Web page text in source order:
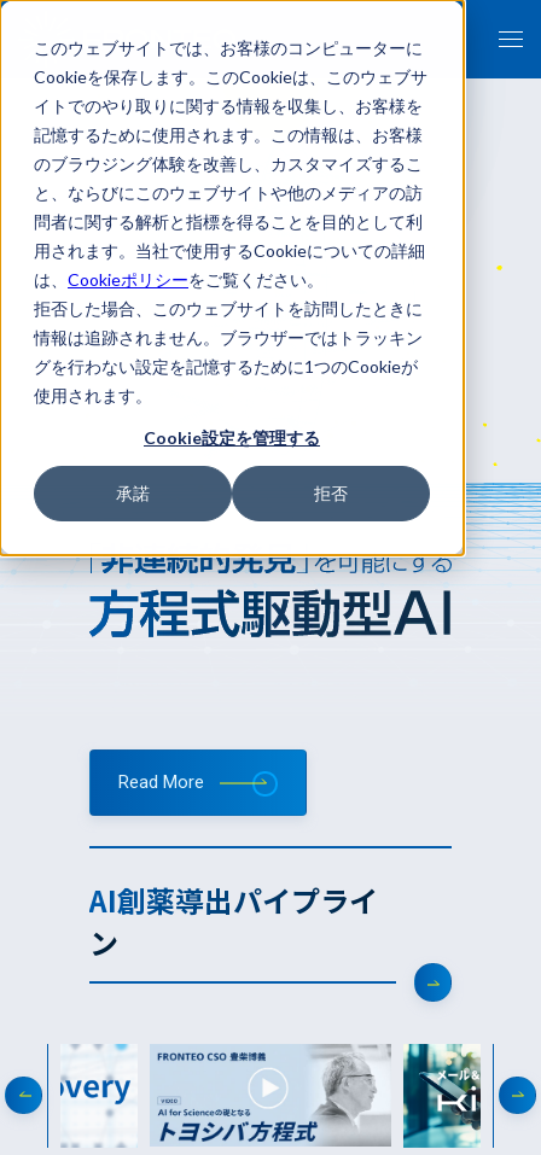
このウェブサイトでは、お客様のコンピューターに
Cookieを保存します。このCookieは、このウェブサ
イトでのやり取りに関する情報を収集し、お客様を
記憶するために使用されます。この情報は、お客様
のブラウジング体験を改善し、カスタマイズするこ
と、ならびにこのウェブサイトや他のメディアの訪
問者に関する解析と指標を得ることを目的として利
用されます。当社で使用するCookieについての詳細
は、 Cookieポリシーをご覧ください。
拒否した場合、このウェブサイトを訪問したときに
情報は追跡されません。ブラウザーではトラッキン
グを行わない設定を記憶するために1つのCookieが
使用されます。
Cookie設定を管理する
承諾 拒否
Read More
AI創薬導出パイプライ
ン